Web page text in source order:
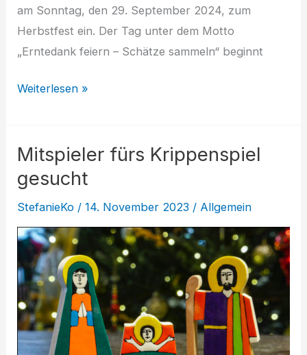
am Sonntag, den 29. September 2024, zum
Herbstfest ein. Der Tag unter dem Motto
„Erntedank feiern – Schätze sammeln“ beginnt
Einladung
Weiterlesen »
Mitspieler fürs Krippenspiel
gesucht
StefanieKo /14. November 2023 / Allgemein